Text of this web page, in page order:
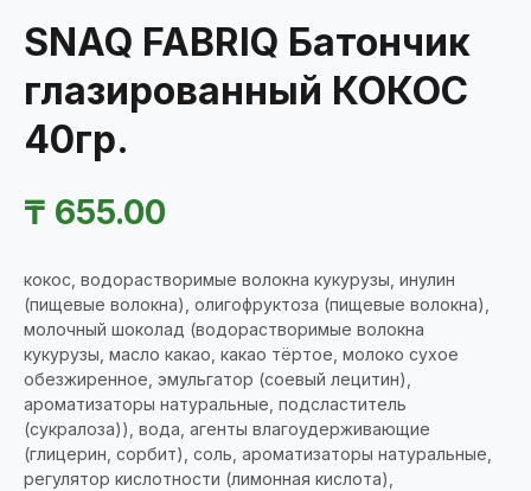
SNAQ FABRIQ Батончик
глазированный КОКОС
40гр.
₸ 655.00
кокос, водорастворимые волокна кукурузы, инулин
(пищевые волокна), олигофруктоза (пищевые волокна),
молочный шоколад (водорастворимые волокна
кукурузы, масло какао, какао тёртое, молоко сухое
обезжиренное, эмульгатор (соевый лецитин),
ароматизаторы натуральные, подсластитель
(сукралоза)), вода, агенты влагоудерживающие
(глицерин, сорбит), соль, ароматизаторы натуральные,
регулятор кислотности (лимонная кислота),